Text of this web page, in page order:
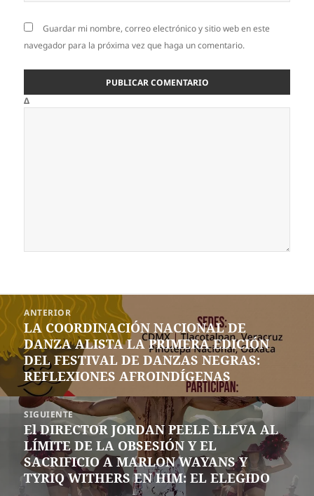
Guardar mi nombre, correo electrónico y sitio web en este
navegador para la próxima vez que haga un comentario.
Δ
Navegación
de
entradas
ANTERIOR
Entrada
anterior:
LA COORDINACIÓN NACIONAL DE
DANZA ALISTA LA PRIMERA EDICIÓN
DEL FESTIVAL DE DANZAS NEGRAS:
REFLEXIONES AFROINDÍGENAS
SIGUIENTE
Siguiente
entrada:
El DIRECTOR JORDAN PEELE LLEVA AL
LÍMITE DE LA OBSESIÓN Y EL
SACRIFICIO A MARLON WAYANS Y
TYRIQ WITHERS EN HIM: EL ELEGIDO